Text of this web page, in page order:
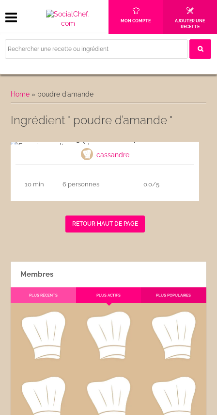
MON COMPTE
AJOUTER UNE
RECETTE
Home » poudre d’amande
Ingrédient " poudre d’amande "
cassandre
10 min 6 personnes 0.0/5
RETOUR HAUT DE PAGE
Membres
PLUS RÉCENTS PLUS ACTIFS PLUS POPULAIRES